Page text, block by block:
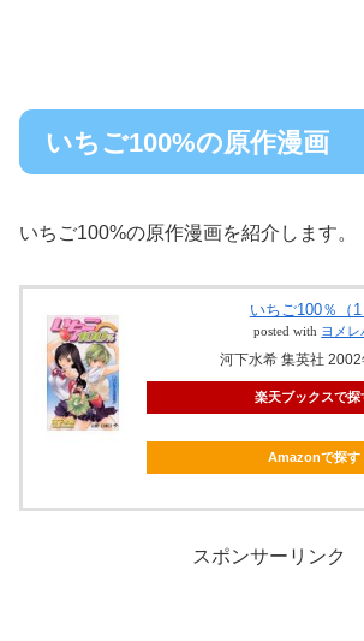
いちご100%の原作漫画
いちご100%の原作漫画を紹介します。
いちご100％（1
posted with ヨメレ
河下水希 集英社 2002
楽天ブックスで探
Amazonで探す
スポンサーリンク